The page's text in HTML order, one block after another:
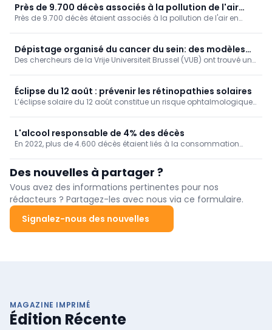
Près de 9.700 décès associés à la pollution de l'air
(Sciensano)
Près de 9.700 décès étaient associés à la pollution de l'air en
décès (9,3 %).
Dépistage organisé du cancer du sein: des modèles
de simulation encore plus fiables (VUB)
Des chercheurs de la Vrije Universiteit Brussel (VUB) ont trouvé un
Éclipse du 12 août : prévenir les rétinopathies solaires
L’éclipse solaire du 12 août constitue un risque ophtalmologique
"rétinopathie d’éclipse".
L'alcool responsable de 4% des décès
En 2022, plus de 4.600 décès étaient liés à la consommation
Bruxelles-Capitale.
Des nouvelles à partager ?
Vous avez des informations pertinentes pour nos
rédacteurs ? Partagez-les avec nous via ce formulaire.
Signalez-nous des nouvelles
MAGAZINE IMPRIMÉ
Édition Récente